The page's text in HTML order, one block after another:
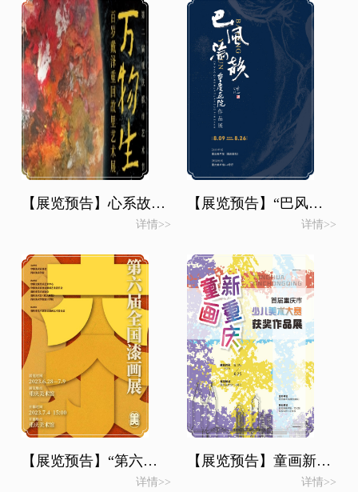
【展览预告】心系故里，艺术之风，润泽山城——第二届重庆都市艺术节 “万物生——百岁戴泽重回故里艺术展”即将在重庆美术馆开展
详情>>
【展览预告】“巴风渝韵——重庆画院作品展”
详情>>
【展览预告】“第六届全国漆画展”
详情>>
【展览预告】童画新重庆——首届重庆市少儿美术大赛获奖作品展
详情>>